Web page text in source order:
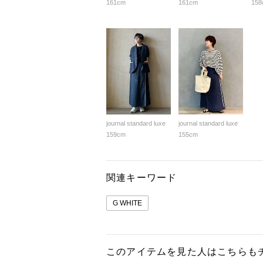
161cm
161cm
journal standard luxe
159cm
journal standard luxe
155cm
関連キーワード
G WHITE
このアイテムを見た人はこちらも